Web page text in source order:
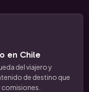
en Chile
del viajero y
de destino que